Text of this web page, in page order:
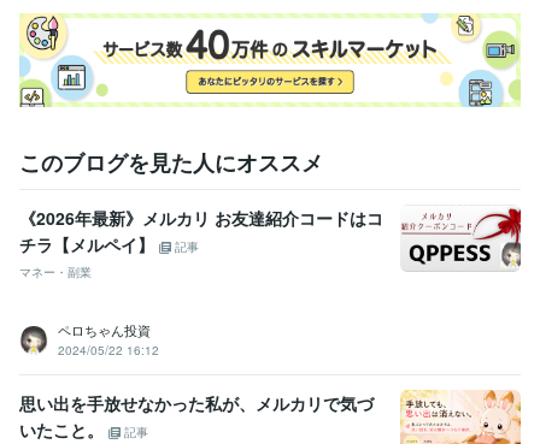
このブログを見た人にオススメ
《2026年最新》メルカリ お友達紹介コードはコ
チラ【メルペイ】
記事
マネー・副業
ペロちゃん投資
2024/05/22 16:12
思い出を手放せなかった私が、メルカリで気づ
いたこと。
記事